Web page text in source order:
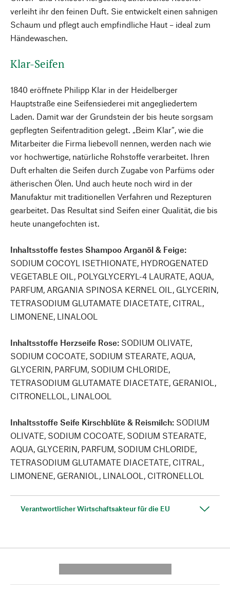
verleiht ihr den feinen Duft. Sie entwickelt einen sahnigen
Schaum und pflegt auch empfindliche Haut – ideal zum
Händewaschen.
Klar-Seifen
1840 eröffnete Philipp Klar in der Heidelberger
Hauptstraße eine Seifensiederei mit angegliedertem
Laden. Damit war der Grundstein der bis heute sorgsam
gepflegten Seifentradition gelegt. „Beim Klar“, wie die
Mitarbeiter die Firma liebevoll nennen, werden nach wie
vor hochwertige, natürliche Rohstoffe verarbeitet. Ihren
Duft erhalten die Seifen durch Zugabe von Parfüms oder
ätherischen Ölen. Und auch heute noch wird in der
Manufaktur mit traditionellen Verfahren und Rezepturen
gearbeitet. Das Resultat sind Seifen einer Qualität, die bis
heute unangefochten ist.
Inhaltsstoffe festes Shampoo Arganöl & Feige:
SODIUM COCOYL ISETHIONATE, HYDROGENATED
VEGETABLE OIL, POLYGLYCERYL-4 LAURATE, AQUA,
PARFUM, ARGANIA SPINOSA KERNEL OIL, GLYCERIN,
TETRASODIUM GLUTAMATE DIACETATE, CITRAL,
LIMONENE, LINALOOL
Inhaltsstoffe Herzseife Rose: SODIUM OLIVATE,
SODIUM COCOATE, SODIUM STEARATE, AQUA,
GLYCERIN, PARFUM, SODIUM CHLORIDE,
TETRASODIUM GLUTAMATE DIACETATE, GERANIOL,
CITRONELLOL, LINALOOL
Inhaltsstoffe Seife Kirschblüte & Reismilch: SODIUM
OLIVATE, SODIUM COCOATE, SODIUM STEARATE,
AQUA, GLYCERIN, PARFUM, SODIUM CHLORIDE,
TETRASODIUM GLUTAMATE DIACETATE, CITRAL,
LIMONENE, GERANIOL, LINALOOL, CITRONELLOL
Verantwortlicher Wirtschaftsakteur für die EU